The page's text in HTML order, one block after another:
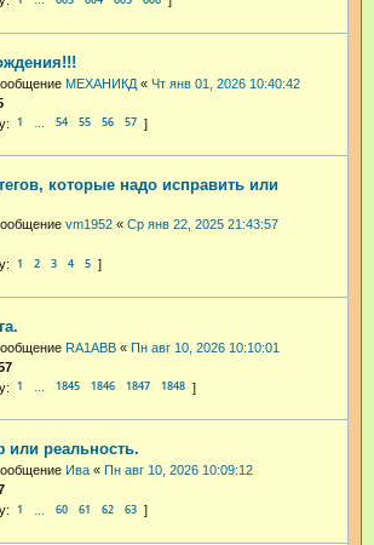
МЕХАНИКД « Чт янв 01, 2026 10:40:42
1 54 55 56 57
которые надо исправить или
vm1952 « Ср янв 22, 2025 21:43:57
1 2 3 4 5
RA1ABB « Пн авг 10, 2026 10:10:01
1 1845 1846 1847 1848
реальность.
Ива « Пн авг 10, 2026 10:09:12
1 60 61 62 63